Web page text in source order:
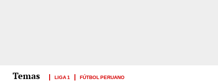
LIGA 1 FÚTBOL PERUANO